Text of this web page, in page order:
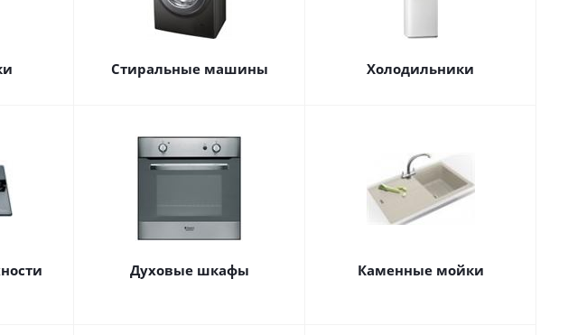
Стиральные машины Холодильники
Духовые шкафы Каменные мойки